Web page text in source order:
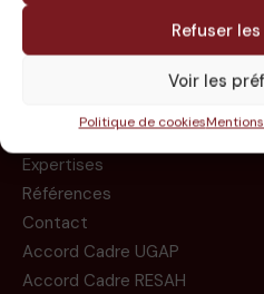
Refuser
Voir les
Politique de cookies
Missions
Expertises
Références
Contact
Accord Cadre UGAP
Accord Cadre RESAH